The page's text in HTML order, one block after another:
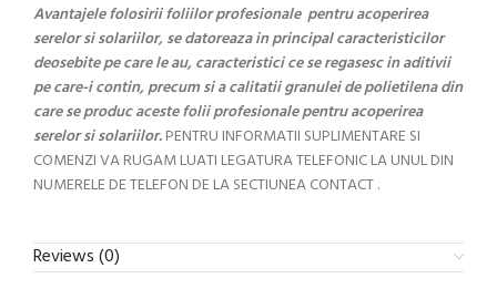
Avantajele folosirii foliilor profesionale pentru acoperirea
serelor si solariilor, se datoreaza in principal caracteristicilor
deosebite pe care le au, caracteristici ce se regasesc in aditivii
pe care-i contin, precum si a calitatii granulei de polietilena din
care se produc aceste folii profesionale pentru acoperirea
serelor si solariilor.PENTRU INFORMATII SUPLIMENTARE SI
COMENZI VA RUGAM LUATI LEGATURA TELEFONIC LA UNUL DIN
NUMERELE DE TELEFON DE LA SECTIUNEA CONTACT .
Reviews (0)